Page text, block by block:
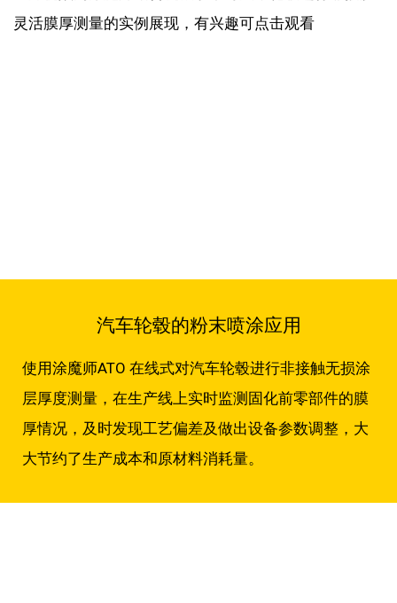
灵活膜厚测量的实例展现，有兴趣可点击观看
汽车轮毂的粉末喷涂应用
使用涂魔师ATO 在线式对汽车轮毂进行非接触无损涂
层厚度测量，在生产线上实时监测固化前零部件的膜
厚情况，及时发现工艺偏差及做出设备参数调整，大
大节约了生产成本和原材料消耗量。